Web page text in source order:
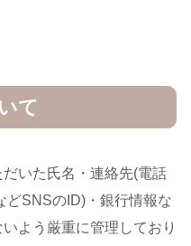
て
いた氏名・連絡先(電話
どSNSのID)・銀行情報な
よう厳重に管理しており